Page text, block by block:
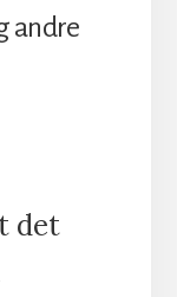
andre
det